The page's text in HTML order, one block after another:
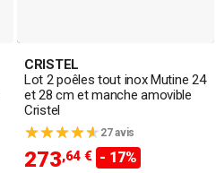
CRISTEL
Lot 2 poêles tout inox Mutine 24
et 28 cm et manche amovible
Cristel
27 avis
273,64 € - 17%